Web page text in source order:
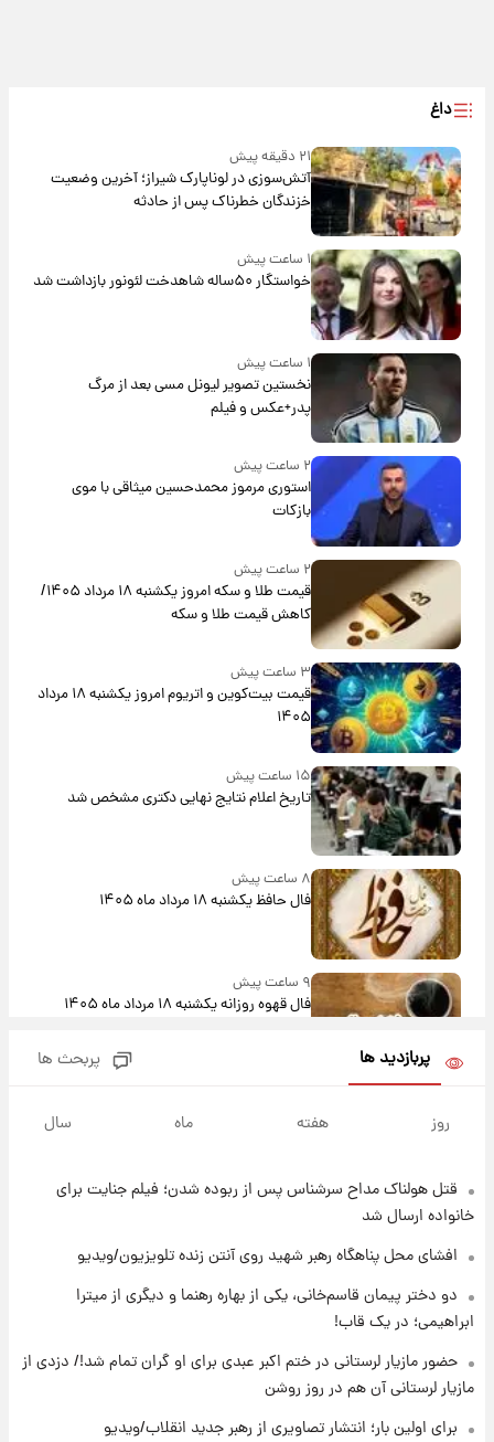
داغ
۲۱ دقیقه پیش
آتش‌سوزی در لوناپارک شیراز؛ آخرین وضعیت
خزندگان خطرناک پس از حادثه
۱ ساعت پیش
خواستگار ۵۰ساله شاهدخت لئونور بازداشت شد
۱ ساعت پیش
نخستین تصویر لیونل مسی بعد از مرگ
پدر+عکس و فیلم
۲ ساعت پیش
استوری مرموز محمدحسین میثاقی با موی
بازکات
۲ ساعت پیش
قیمت طلا و سکه امروز یکشنبه ۱۸ مرداد ۱۴۰۵/
کاهش قیمت طلا و سکه
۳ ساعت پیش
قیمت بیت‌کوین و اتریوم امروز یکشنبه ۱۸ مرداد
۱۴۰۵
۱۵ ساعت پیش
تاریخ اعلام نتایج نهایی دکتری مشخص شد
۸ ساعت پیش
فال حافظ یکشنبه ۱۸ مرداد ماه ۱۴۰۵
۹ ساعت پیش
فال قهوه روزانه یکشنبه ۱۸ مرداد ماه ۱۴۰۵
۱۷ ساعت پیش
۱۸ ساعت پیش
۲۱ ساعت پیش
لحظه برخورد رعد و برق به ساختمان مرکز تجارت
پربازدید ها پربحث ها
روز هفته ماه سال
قتل هولناک مداح سرشناس پس از ربوده شدن؛ فیلم جنایت برای
خانواده ارسال شد
افشای محل پناهگاه‌ رهبر شهید روی آنتن زنده تلویزیون/ویدیو
دو دختر پیمان قاسم‌خانی، یکی از بهاره رهنما و دیگری از میترا
ابراهیمی؛ در یک قاب!
حضور مازیار لرستانی در ختم اکبر عبدی برای او گران تمام شد!/ دزدی از
مازیار لرستانی آن هم در روز روشن
برای اولین بار؛ انتشار تصاویری از رهبر جدید انقلاب/ویدیو